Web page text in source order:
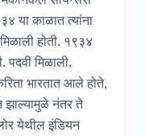
या काळात त्यांना
होती. १९३४
पदवी मिळाली.
भारतात आले होते,
झाल्यामुळे नंतर ते
येथील इंडियन